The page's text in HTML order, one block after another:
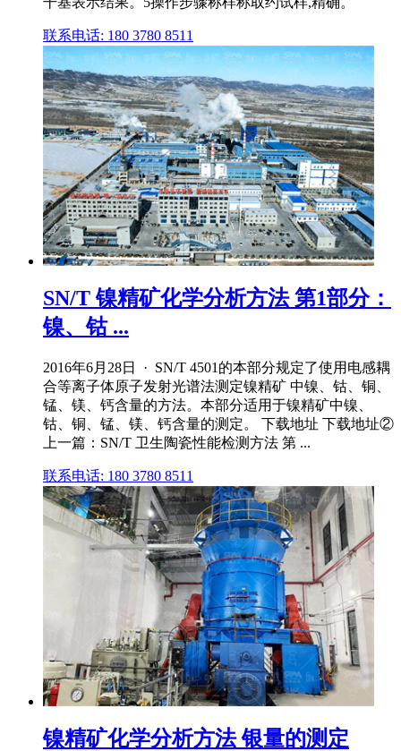
联系电话: 180 3780 8511
SN/T 镍精矿化学分析方法 第1部分：
镍、钴 ...
2016年6月28日 · SN/T 4501的本部分规定了使用电感耦
合等离子体原子发射光谱法测定镍精矿 中镍、钴、铜、
锰、镁、钙含量的方法。本部分适用于镍精矿中镍、
钴、铜、锰、镁、钙含量的测定。 下载地址 下载地址②
上一篇：SN/T 卫生陶瓷性能检测方法 第 ...
联系电话: 180 3780 8511
镍精矿化学分析方法 银量的测定